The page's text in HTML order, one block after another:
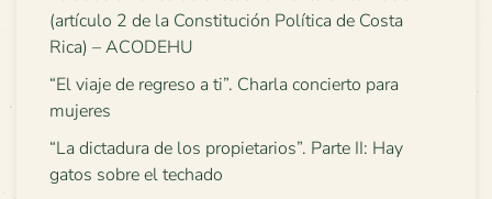
(artículo 2 de la Constitución Política de Costa
Rica) – ACODEHU
“El viaje de regreso a ti”. Charla concierto para
mujeres
“La dictadura de los propietarios”. Parte II: Hay
gatos sobre el techado